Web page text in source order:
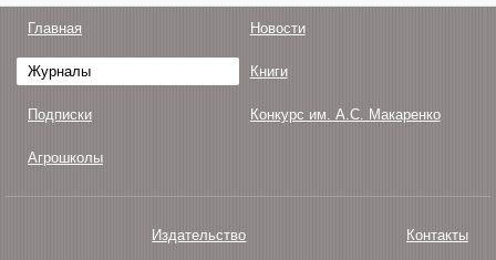
Главная Новости
Журналы Книги
Подписки Конкурс им. А.С. Макаренко
Агрошколы
Издательство Контакты